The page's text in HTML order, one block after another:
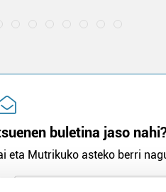
buletina jaso
eta Mutrikuko asteko berri